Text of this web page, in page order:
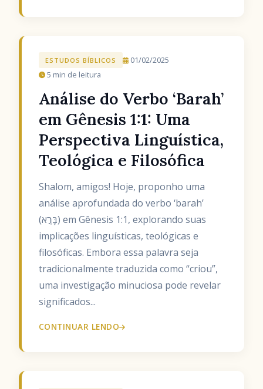
ESTUDOS BÍBLICOS
01/02/2025
5 min de leitura
Análise do Verbo ‘Barah’
em Gênesis 1:1: Uma
Perspectiva Linguística,
Teológica e Filosófica
Shalom, amigos! Hoje, proponho uma
análise aprofundada do verbo ‘barah’
(בָּרָ֣א) em Gênesis 1:1, explorando suas
implicações linguísticas, teológicas e
filosóficas. Embora essa palavra seja
tradicionalmente traduzida como “criou”,
uma investigação minuciosa pode revelar
significados...
CONTINUAR LENDO